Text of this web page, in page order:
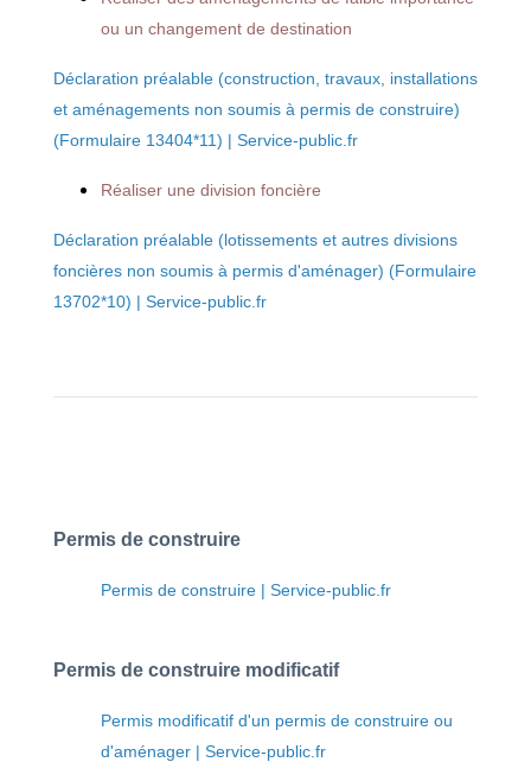
ou un changement de destination
Déclaration préalable (construction, travaux, installations
et aménagements non soumis à permis de construire)
(Formulaire 13404*11) | Service-public.fr
Réaliser une division foncière
Déclaration préalable (lotissements et autres divisions
foncières non soumis à permis d'aménager) (Formulaire
13702*10) | Service-public.fr
Permis de construire
Permis de construire | Service-public.fr
Permis de construire modificatif
Permis modificatif d'un permis de construire ou
d'aménager | Service-public.fr